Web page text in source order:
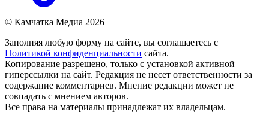
© Камчатка Медиа 2026
Заполняя любую форму на сайте, вы соглашаетесь с
Политикой конфиденциальности сайта.
Копирование разрешено, только с установкой активной
гиперссылки на сайт. Редакция не несет ответственности за
содержание комментариев. Мнение редакции может не
совпадать с мнением авторов.
Все права на материалы принадлежат их владельцам.